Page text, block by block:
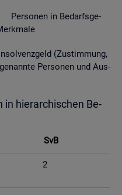
in Be­darfs­ge­
(Zu­stim­mung,
Per­so­nen und Aus­
in hier­ar­chi­schen Be­
SvB
2